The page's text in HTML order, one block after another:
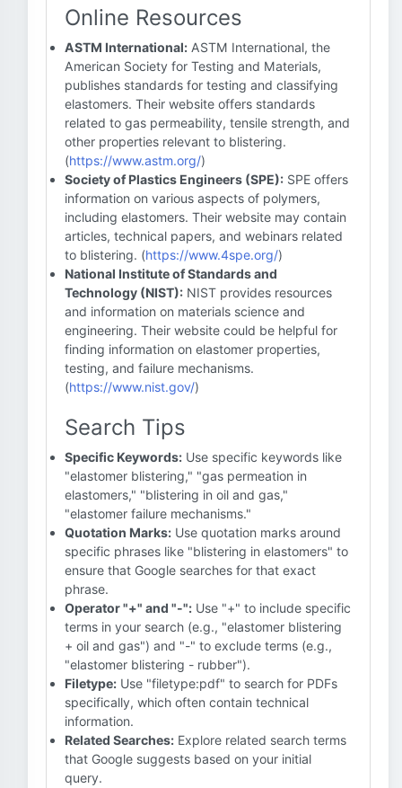
Online Resources
ASTM International: ASTM International, the
American Society for Testing and Materials,
publishes standards for testing and classifying
elastomers. Their website offers standards
related to gas permeability, tensile strength, and
other properties relevant to blistering.
(https://www.astm.org/)
Society of Plastics Engineers (SPE): SPE offers
information on various aspects of polymers,
including elastomers. Their website may contain
articles, technical papers, and webinars related
to blistering. (https://www.4spe.org/)
National Institute of Standards and
Technology (NIST): NIST provides resources
and information on materials science and
engineering. Their website could be helpful for
finding information on elastomer properties,
testing, and failure mechanisms.
(https://www.nist.gov/)
Search Tips
Specific Keywords: Use specific keywords like
"elastomer blistering," "gas permeation in
elastomers," "blistering in oil and gas,"
"elastomer failure mechanisms."
Quotation Marks: Use quotation marks around
specific phrases like "blistering in elastomers" to
ensure that Google searches for that exact
phrase.
Operator "+" and "-": Use "+" to include specific
terms in your search (e.g., "elastomer blistering
+ oil and gas") and "-" to exclude terms (e.g.,
"elastomer blistering - rubber").
Filetype: Use "filetype:pdf" to search for PDFs
specifically, which often contain technical
information.
Related Searches: Explore related search terms
that Google suggests based on your initial
query.